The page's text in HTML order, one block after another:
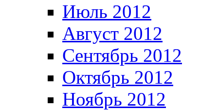
Июль 2012
Август 2012
Сентябрь 2012
Октябрь 2012
Ноябрь 2012